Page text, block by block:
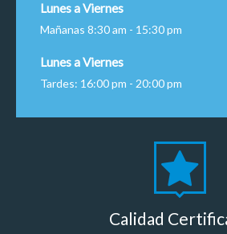
Lunes a Viernes
Mañanas 8:30 am - 15:30 pm
Lunes a Viernes
Tardes: 16:00 pm - 20:00 pm
Calidad